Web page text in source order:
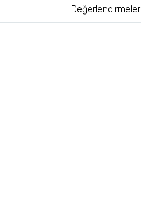
Değerlendirmeler